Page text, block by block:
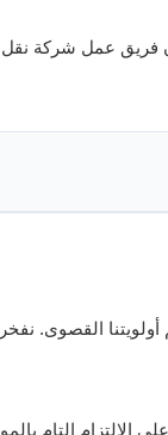
فريق عمل شركة
القصوى.
التام